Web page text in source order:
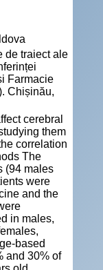
de traiect ale
Farmacie
Chișinău,
cerebral
them
correlation
The
(94 males
were
and the
in males,
based
and 30% of